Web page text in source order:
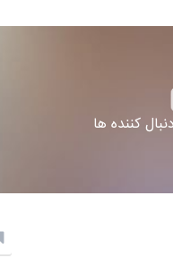
کننده ها